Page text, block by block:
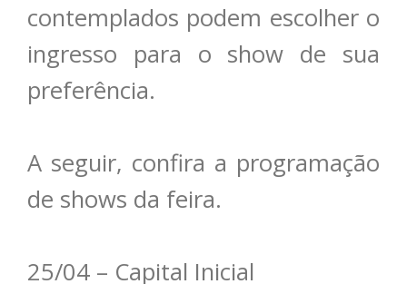
contemplados podem escolher o
ingresso para o show de sua
preferência.
A seguir, confira a programação
de shows da feira.
25/04 – Capital Inicial